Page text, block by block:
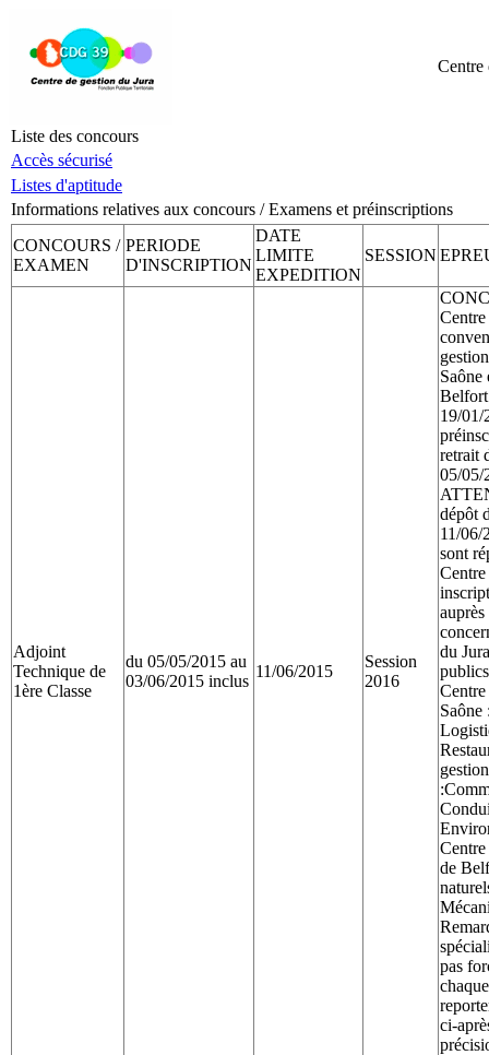
Centre
Liste des concours
Accès sécurisé
Listes d'aptitude
Informations relatives aux concours / Examens et préinscriptions
CONCOURS /
EXAMEN
PERIODE
D'INSCRIPTION
DATE
LIMITE
EXPEDITION
SESSION
Adjoint
Technique de
1ère Classe
du 05/05/2015 au
03/06/2015 inclus
11/06/2015
Session
2016
Saône
19/01/
retrait
05/05/
dépôt
11/06/
sont
Centre
du
de
pas
ci-